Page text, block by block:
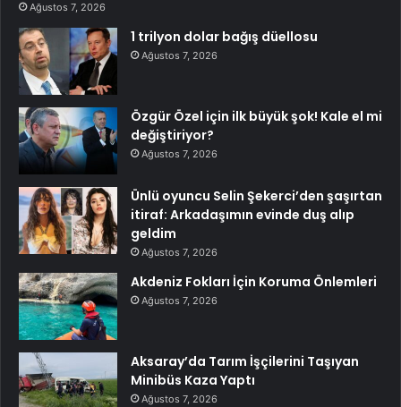
Ağustos 7, 2026
1 trilyon dolar bağış düellosu
Ağustos 7, 2026
Özgür Özel için ilk büyük şok! Kale el mi
değiştiriyor?
Ağustos 7, 2026
Ünlü oyuncu Selin Şekerci’den şaşırtan
itiraf: Arkadaşımın evinde duş alıp
geldim
Ağustos 7, 2026
Akdeniz Fokları İçin Koruma Önlemleri
Ağustos 7, 2026
Aksaray’da Tarım İşçilerini Taşıyan
Minibüs Kaza Yaptı
Ağustos 7, 2026